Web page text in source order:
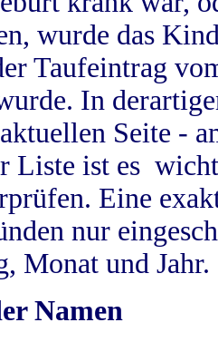
wurde das
Taufeintrag
In
Seite -
Liste ist es
Eine
nur
Monat und Jahr.
Namen